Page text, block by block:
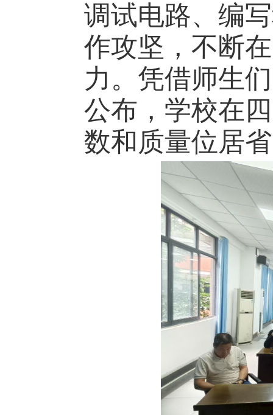
调试电路、编
作攻坚，不断
力。凭借师生
公布，学校在
数和质量位居